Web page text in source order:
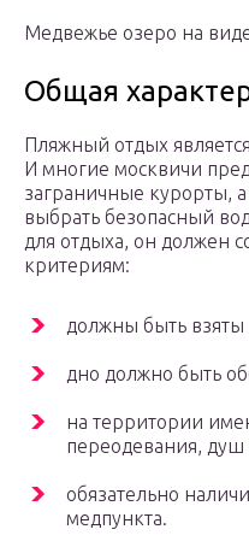
Медвежье озеро на
Общая
Пляжный отдых
И многие москвичи
заграничные курорты,
выбрать безопасный
для отдыха, он должен
критериям:
должны быть
дно должно быть
на территории
переодевания, душ
обязательно
медпункта.